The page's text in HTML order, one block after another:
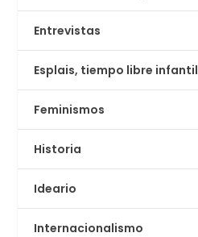
Entrevistas
Esplais, tiempo libre infantil
Feminismos
Historia
Ideario
Internacionalismo